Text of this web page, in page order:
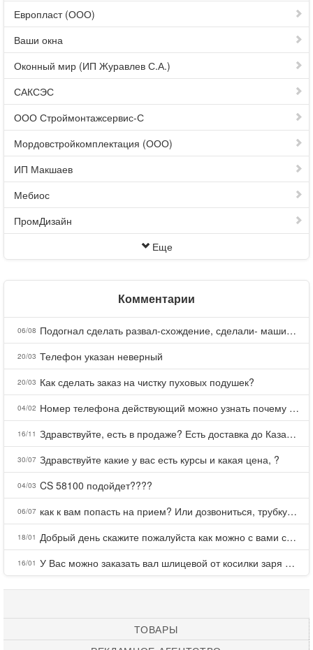
Европласт (ООО)
Ваши окна
Оконный мир (ИП Журавлев С.А.)
САКСЭС
ООО Строймонтажсервис-С
Мордовстройкомплектация (ООО)
ИП Макшаев
Мебиос
ПромДизайн
Еще
Комментарии
06/08 Подогнал сделать развал-схождение, сделали- машина уходит на право и колеса проверил все хорошо с атмосферами ужас как можно делать авто, не ужели не берегут свою репутацию, не советую.
20/03 Телефон указан неверный
20/03 Как сделать заказ на чистку пуховых подушек?
04/02 Номер телефона действующий можно узнать почему номер неправельный
16/11 Здравствуйте, есть в продаже? Есть доставка до Казани?
30/07 Здравствуйте какие у вас есть курсы и какая цена, ?
04/03 CS 58100 подойдет????
06/07 как к вам попасть на прием? Или дозвониться, трубку не берете.
18/01 Добрый день скажите пожалуйста как можно с вами связаться . Телефон не отвечает .Заказала кухню в тц Хороший есть претензии а менеджер контактов не дает .Что делать?
16/01 У Вас можно заказать вал шлицевой от косилки заря для мтз, который соединяет мотоблок с косилкой.?
ТОВАРЫ